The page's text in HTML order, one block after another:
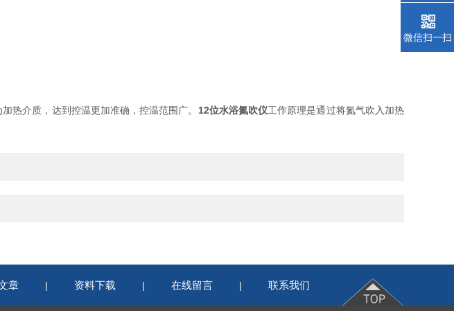
介质，达到控温更加准确，控温范围广。 12位水浴氮吹仪工作原理是通过将氮气吹入加热
章 | 资料下载 | 在线留言 | 联系我们
微信扫一扫